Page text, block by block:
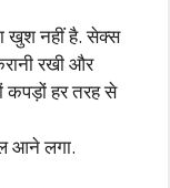
खुश नहीं है. सेक्स
रखी और
हर तरह से
आने लगा.